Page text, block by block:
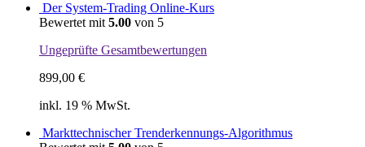
Der System-Trading Online-Kurs
Bewertet mit 5.00 von 5
Ungeprüfte Gesamtbewertungen
899,00 €
inkl. 19 % MwSt.
Markttechnischer Trenderkennungs-Algorithmus